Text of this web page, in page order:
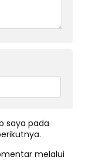
saya pada
melalui